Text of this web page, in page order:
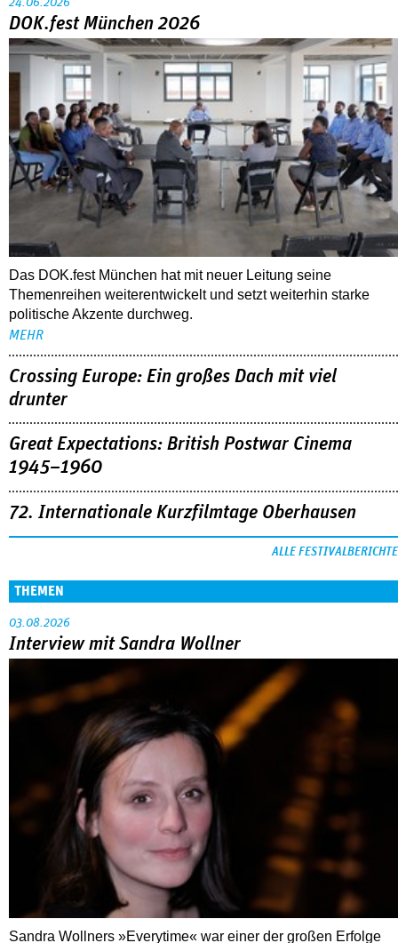
24.06.2026
DOK.fest München 2026
Das DOK.fest München hat mit neuer Leitung seine
Themenreihen weiterentwickelt und setzt weiterhin starke
politische Akzente durchweg.
MEHR
Crossing Europe: Ein großes Dach mit viel
drunter
Great Expectations: British Postwar Cinema
1945–1960
72. Internationale Kurzfilmtage Oberhausen
ALLE FESTIVALBERICHTE
THEMEN
03.08.2026
Interview mit Sandra Wollner
Sandra Wollners »Everytime« war einer der großen Erfolge